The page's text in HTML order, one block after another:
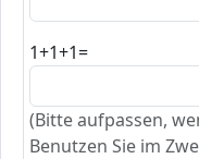
1+1+1=
(Bitte aufpassen,
Benutzen Sie im